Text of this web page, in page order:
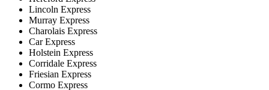
Lincoln Express
Murray Express
Charolais Express
Car Express
Holstein Express
Corridale Express
Friesian Express
Cormo Express